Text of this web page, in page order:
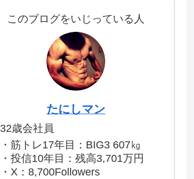
このブログをいじっている人
たにしマン
32歳会社員
・筋トレ17年目：BIG3 607㎏
・投信10年目：残高3,701万円
・X：8,700Followers